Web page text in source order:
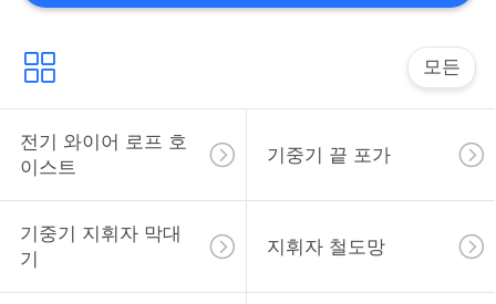
모든
전기 와이어 로프 호
이스트
기중기 끝 포가
기중기 지휘자 막대
기
지휘자 철도망